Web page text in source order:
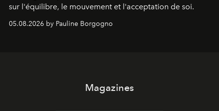
sur l'équilibre, le mouvement et l'acceptation de soi.
05.08.2026 by Pauline Borgogno
Magazines